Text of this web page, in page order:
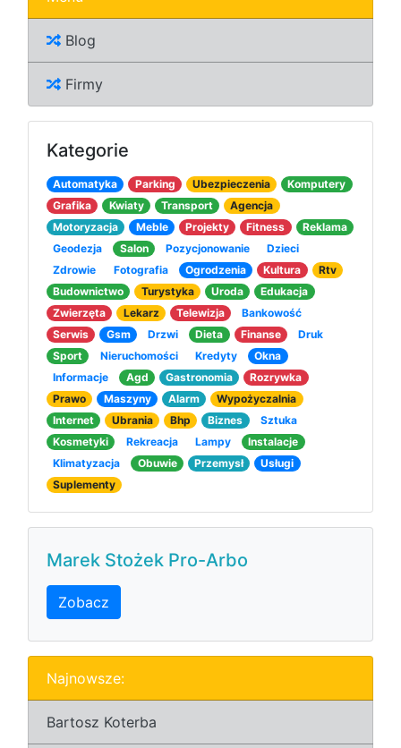
Blog
Firmy
Kategorie
Automatyka Parking Ubezpieczenia
Komputery
Grafika
Kwiaty Transport
Agencja
Motoryzacja
Meble Projekty Fitness
Reklama
Geodezja
Salon Pozycjonowanie
Dzieci
Zdrowie
Fotografia Ogrodzenia Kultura
Rtv
Budownictwo
Turystyka Uroda
Edukacja
Zwierzęta
Lekarz Telewizja
Bankowość
Serwis
Gsm Drzwi Dieta Finanse
Druk
Sport
Nieruchomości Kredyty
Okna
Informacje
Agd Gastronomia
Rozrywka
Prawo
Maszyny Alarm
Wypożyczalnia
Internet
Ubrania Bhp Biznes
Sztuka
Kosmetyki
Rekreacja Lampy
Instalacje
Klimatyzacja
Obuwie Przemysł
Usługi
Suplementy
Marek Stożek Pro-Arbo
Zobacz
Najnowsze:
Bartosz Koterba